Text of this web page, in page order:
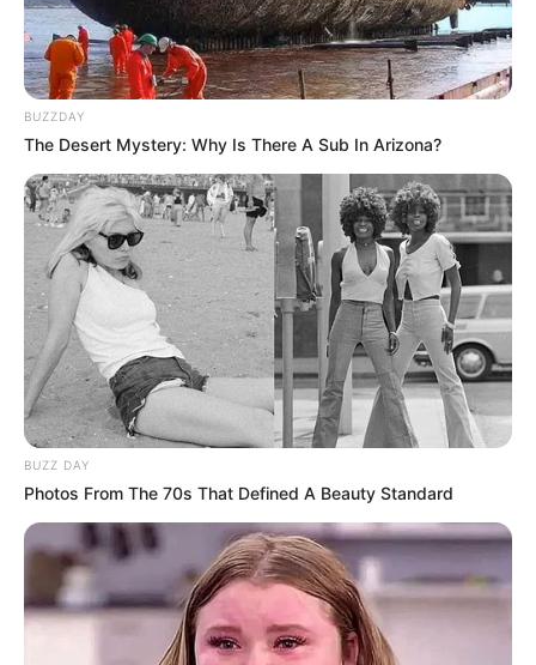
ΤΑΥΤΟΤΗΤΑ ΚΑΙ ΕΠΙΚΟΙΝΩΝΙΑ ΟΡΟΙ ΧΡΗΣΗΣ
© 2025 EVIANEWS του Γιώργου Κουτσελίνη
BUZZDAY
The Desert Mystery: Why Is There A Sub In Arizona?
BUZZ DAY
Photos From The 70s That Defined A Beauty Standard